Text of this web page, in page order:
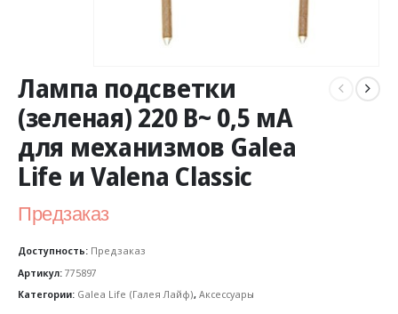
Лампа подсветки
(зеленая) 220 В~ 0,5 мA
для механизмов Galea
Life и Valena Classic
Предзаказ
Доступность: Предзаказ
Артикул: 775897
Категории: Galea Life (Галея Лайф), Аксессуары